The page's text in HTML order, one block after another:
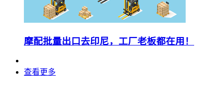
摩配批量出口去印尼，工厂老板都在用！
查看更多